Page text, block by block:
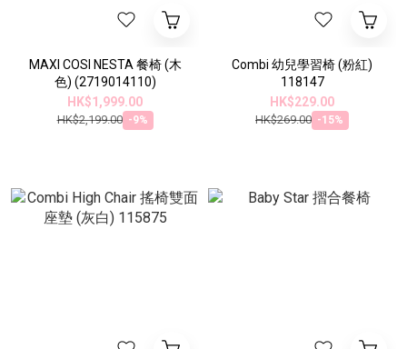
MAXI COSI NESTA 餐椅 (木
色) (2719014110)
HK$1,999.00
HK$2,199.00 -9%
Combi 幼兒學習椅 (粉紅)
118147
HK$229.00
HK$269.00 -15%